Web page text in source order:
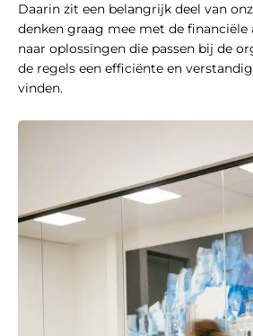
Daarin zit een belangrijk deel van
denken graag mee met de financiële
naar oplossingen die passen bij de
de regels een efficiënte en
vinden.